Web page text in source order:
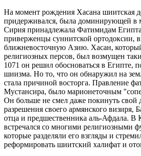
На момент рождения Хасана шиитская
придерживался, была доминирующей в
Сирия принадлежала Фатимидам
приверженцы суннитской ортодоксии,
ближневосточную Азию. Хасан,
религиозных персов, был возмущен
1071 он решил обосноваться в Египте,
шиизма. Но то, что он обнаружил на
стала причиной восторга. Правление
Мустансира, было марионеточным
Он больше не смел даже покинуть свой
разрешения своего армянского визиря,
отца и предшественника аль-Афдала. В
встречался со многими религиозными
которые разделяли его взгляды и
реформировать шиитский халифат и